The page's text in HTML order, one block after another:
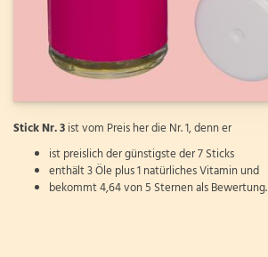
Stick Nr. 3ist vom Preis her die Nr. 1, denn er
ist preislich der günstigste der 7 Sticks
enthält 3 Öle plus 1 natürliches Vitamin und
bekommt 4,64 von 5 Sternen als Bewertung.